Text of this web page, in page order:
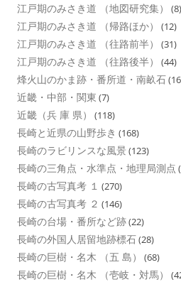
江戸期のみさき道 （地図研究集） (8)
江戸期のみさき道 （帰路ほか） (12)
江戸期のみさき道 （往路前半） (31)
江戸期のみさき道 （往路後半） (44)
烽火山のかま跡・番所道・南畝石
近畿・中部・関東 (7)
近畿（兵 庫 県） (118)
長崎と近県の山野歩き (168)
長崎のラビリンスな風景 (123)
長崎の三角点・水準点・地理局測点
長崎の古写真考 １ (270)
長崎の古写真考 ２ (146)
長崎の台場・番所など跡(22)
長崎の外国人居留地跡標石(28)
長崎の巨樹・名木 （五 島） (68)
長崎の巨樹・名木 （壱岐・対馬）